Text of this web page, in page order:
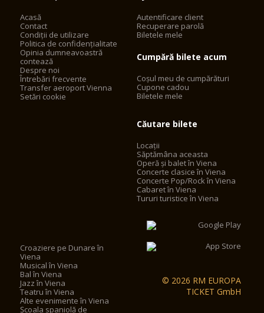
Acasă
Contact
Condiții de utilizare
Politica de confidențialitate
Opinia dumneavoastră
contează
Despre noi
Întrebări frecvente
Transfer aeroport Vienna
Setări cookie
Autentificare client
Recuperare parolă
Biletele mele
Cumpără bilete acum
Coșul meu de cumpărături
Cupone cadou
Biletele mele
Căutare bilete
Locații
Săptămâna aceasta
Operă și balet în Viena
Concerte clasice în Viena
Concerte Pop/Rock în Viena
Cabaret în Viena
Tururi turistice în Viena
Croaziere pe Dunare în
Viena
Musical în Viena
Bal în Viena
Jazz în Viena
Teatru în Viena
Alte evenimente în Viena
Școala spaniolă de
© 2026 RM EUROPA
TICKET GmbH